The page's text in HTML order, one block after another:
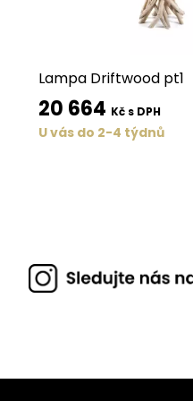
Lampa Driftwood pt1
20 664 Kč s DPH
U vás do 2-4 týdnů